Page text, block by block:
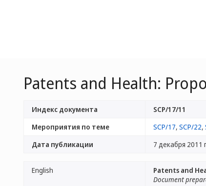
Patents and Health:
Индекс документа
SCP/17/11
Мероприятия по теме
SCP/17, SCP/22,
Дата публикации
7 декабря 2011
English
Patents and
Document